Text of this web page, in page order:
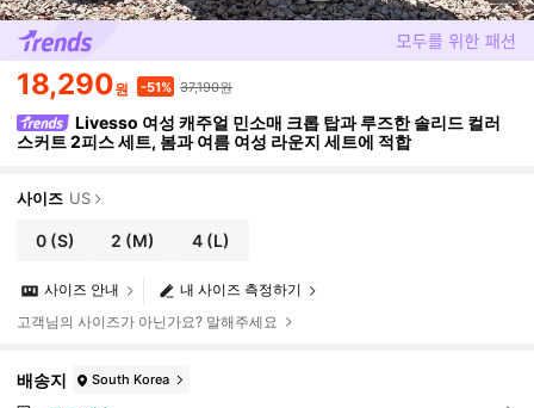
18,290원 -51% 37,190원
Livesso 여성 캐주얼 민소매 크롭 탑과 루즈한 솔리드 컬러
스커트 2피스 세트, 봄과 여름 여성 라운지 세트에 적합
사이즈 US
0 (S) 2 (M) 4(L)
내 사이즈 측정하기
사이즈 안내
고객님의 사이즈가 아닌가요? 말해주세요
배송지 South Korea